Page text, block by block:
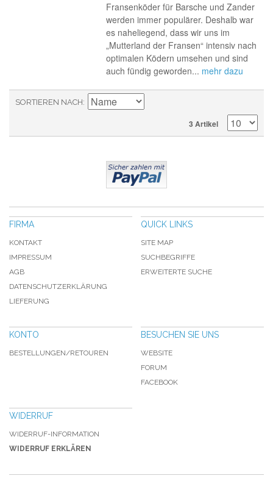
Fransenköder für Barsche und Zander
werden immer populärer. Deshalb war
es naheliegend, dass wir uns im
„Mutterland der Fransen“ intensiv nach
optimalen Ködern umsehen und sind
auch fündig geworden... mehr dazu
SORTIEREN NACH
3 Artikel
FIRMA
KONTAKT
IMPRESSUM
AGB
DATENSCHUTZERKLÄRUNG
LIEFERUNG
QUICK LINKS
SITE MAP
SUCHBEGRIFFE
ERWEITERTE SUCHE
KONTO
BESTELLUNGEN/RETOUREN
BESUCHEN SIE UNS
WEBSITE
FORUM
FACEBOOK
WIDERRUF
WIDERRUF-INFORMATION
WIDERRUF ERKLÄREN